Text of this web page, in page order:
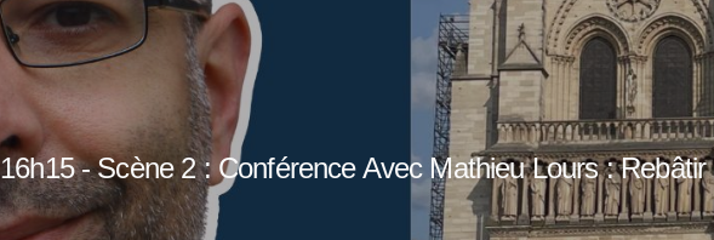
16h15 - Scène 2 : Conférence Avec Mathieu Lours : Rebâtir